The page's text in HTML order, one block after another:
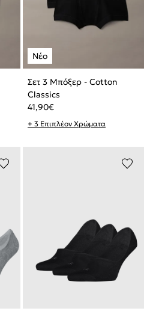
Σετ 3 Μπόξερ - Cotton
Classics
41,90€
+ 3 Επιπλέον Χρώματα